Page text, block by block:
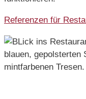
Referenzen für